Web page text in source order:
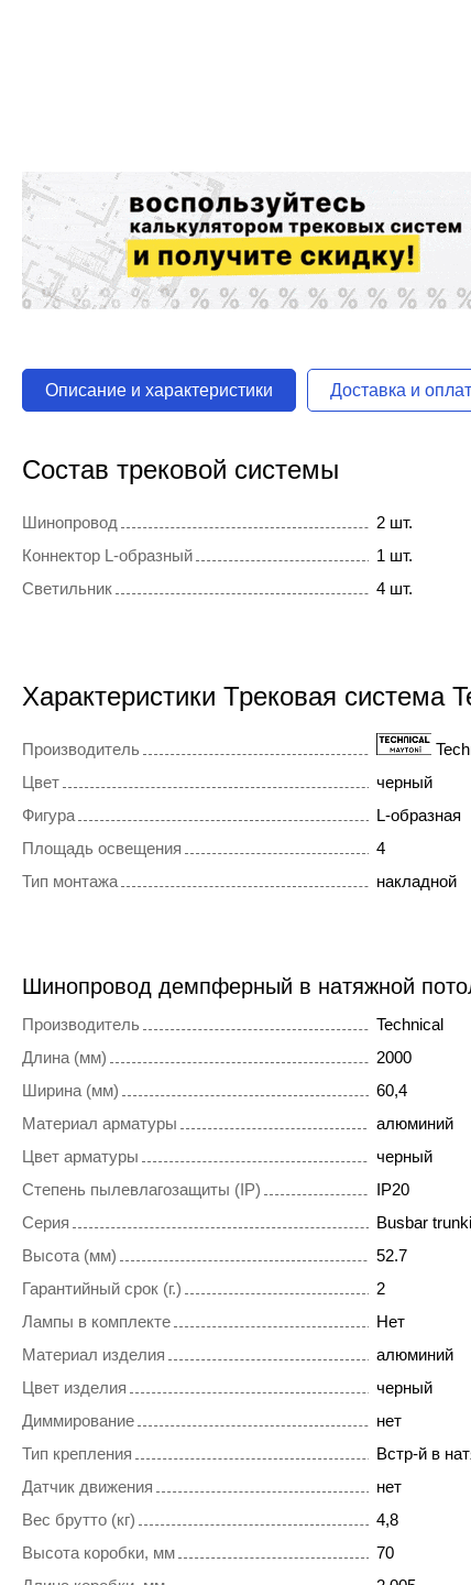
Описание и характеристики Доставка и
Состав трековой системы
Шинопровод 2 шт.
Коннектор L-образный
1 шт.
Светильник
4 шт.
Характеристики Трековая система
Производитель
Цвет
черный
Фигура
L-образная
Площадь освещения
4
Тип монтажа
накладной
Шинопровод демпферный в натяжной
Производитель
Technical
Длина (мм)
2000
Ширина (мм)
60,4
Материал арматуры
алюминий
Цвет арматуры
черный
Степень пылевлагозащиты (IP)
IP20
Серия
Busbar
Высота (мм)
52.7
Гарантийный срок (г.)
2
Лампы в комплекте
Нет
Материал изделия
алюминий
Цвет изделия
черный
Диммирование
нет
Тип крепления
Встр-й в
Датчик движения
нет
Вес брутто (кг)
4,8
Высота коробки, мм
70